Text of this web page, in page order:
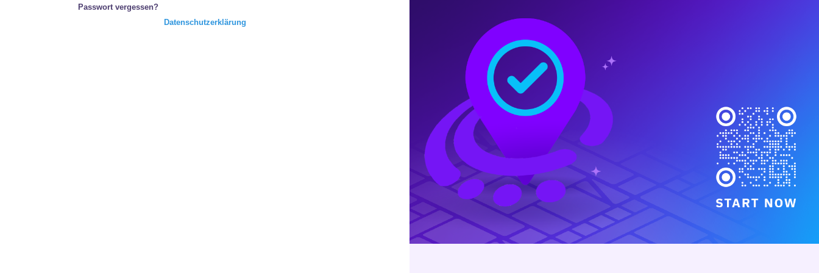
Passwort vergessen?
Datenschutzerklärung